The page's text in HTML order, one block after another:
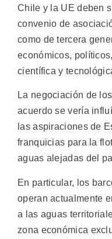
Chile y la UE deben
convenio de
como de tercera
económicos,
científica y
La negociación de
acuerdo se vería
las aspiraciones de
franquicias para la
aguas alejadas del
En particular, los
operan actualmente
a las aguas
zona económica